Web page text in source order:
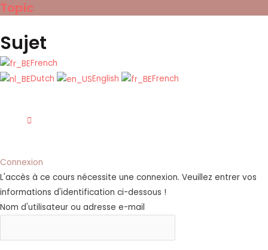
Topic
Sujet
French
Dutch
English French
Connexion
L'accès à ce cours nécessite une connexion. Veuillez entrer vos
informations d'identification ci-dessous !
Nom d'utilisateur ou adresse e-mail